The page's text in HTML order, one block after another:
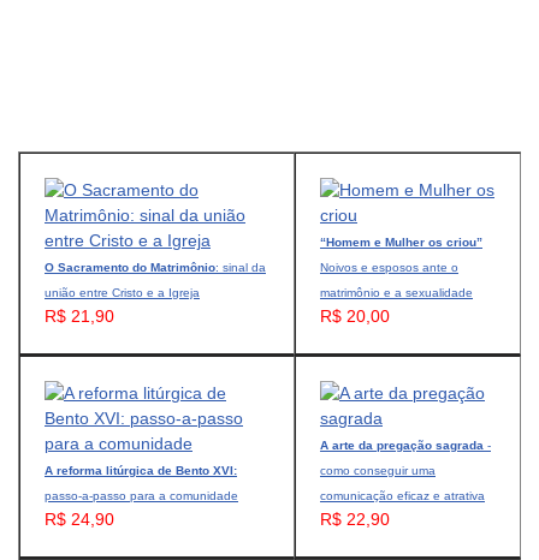
O Sacramento do Matrimônio: sinal da
união entre Cristo e a Igreja
R$ 21,90
“Homem e Mulher os criou”
Noivos e esposos ante o
matrimônio e a sexualidade
R$ 20,00
A reforma litúrgica de Bento XVI:
passo-a-passo para a comunidade
R$ 24,90
A arte da pregação sagrada -
como conseguir uma
comunicação eficaz e atrativa
R$ 22,90